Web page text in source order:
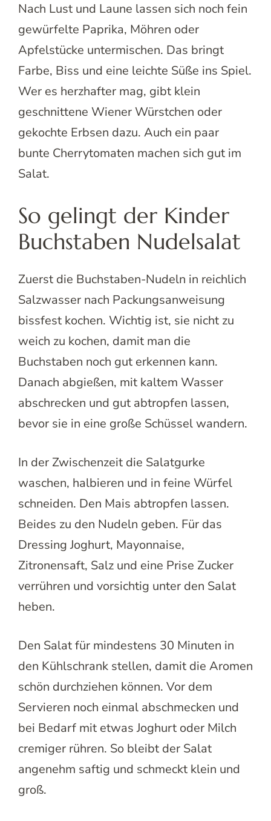
Nach Lust und Laune lassen sich noch fein
gewürfelte Paprika, Möhren oder
Apfelstücke untermischen. Das bringt
Farbe, Biss und eine leichte Süße ins Spiel.
Wer es herzhafter mag, gibt klein
geschnittene Wiener Würstchen oder
gekochte Erbsen dazu. Auch ein paar
bunte Cherrytomaten machen sich gut im
Salat.
So gelingt der Kinder
Buchstaben Nudelsalat
Zuerst die Buchstaben-Nudeln in reichlich
Salzwasser nach Packungsanweisung
bissfest kochen. Wichtig ist, sie nicht zu
weich zu kochen, damit man die
Buchstaben noch gut erkennen kann.
Danach abgießen, mit kaltem Wasser
abschrecken und gut abtropfen lassen,
bevor sie in eine große Schüssel wandern.
In der Zwischenzeit die Salatgurke
waschen, halbieren und in feine Würfel
schneiden. Den Mais abtropfen lassen.
Beides zu den Nudeln geben. Für das
Dressing Joghurt, Mayonnaise,
Zitronensaft, Salz und eine Prise Zucker
verrühren und vorsichtig unter den Salat
heben.
Den Salat für mindestens 30 Minuten in
den Kühlschrank stellen, damit die Aromen
schön durchziehen können. Vor dem
Servieren noch einmal abschmecken und
bei Bedarf mit etwas Joghurt oder Milch
cremiger rühren. So bleibt der Salat
angenehm saftig und schmeckt klein und
groß.